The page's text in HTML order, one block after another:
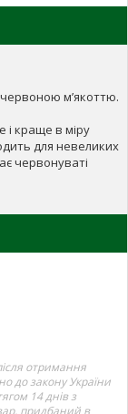
м’якоттю.
і краще в міру
для невеликих
червонуваті
отримання
до закону України
14 днів з
придбаний в